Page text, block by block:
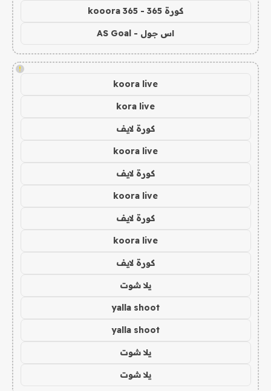
كورة 365 - kooora 365
اس جول - AS Goal
!
koora live
kora live
كورة لايف
koora live
كورة لايف
koora live
كورة لايف
koora live
كورة لايف
يلا شوت
yalla shoot
yalla shoot
يلا شوت
يلا شوت